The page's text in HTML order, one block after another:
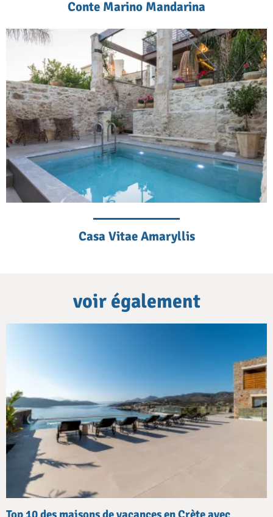
Conte Marino Mandarina
Casa Vitae Amaryllis
voir également